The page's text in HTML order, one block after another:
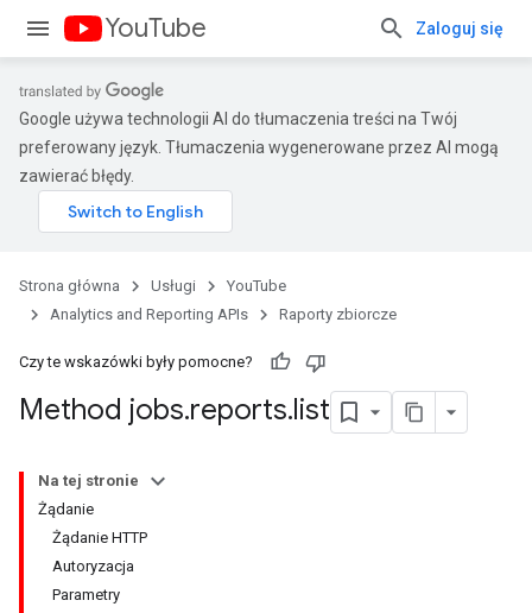
YouTube Zaloguj się
Google używa technologii AI do tłumaczenia treści na Twój
preferowany język. Tłumaczenia wygenerowane przez AI mogą
zawierać błędy.
Strona główna Usługi
YouTube
Analytics and Reporting APIs
Raporty zbiorcze
Czy te wskazówki były pomocne?
Method jobs.reports.list
Na tej stronie
Żądanie
Żądanie HTTP
Autoryzacja
Parametry